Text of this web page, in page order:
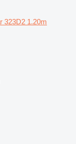
323D2 1.20m